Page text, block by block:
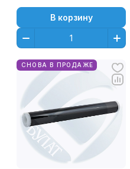
ФОТОБАРАБАН)
В корзину
СНОВА В ПРОДАЖЕ